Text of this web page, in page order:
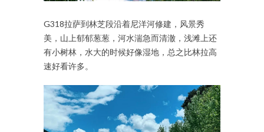
G318拉萨到林芝段沿着尼洋河修建，风景秀
美，山上郁郁葱葱，河水湍急而清澈，浅滩上还
有小树林，水大的时候好像湿地，总之比林拉高
速好看许多。